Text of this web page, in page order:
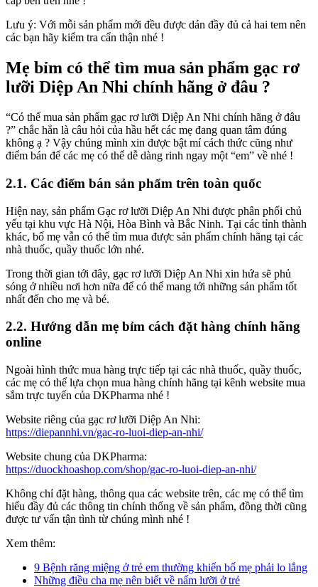
Lưu ý: Với mỗi sản phẩm mới đều được dán đầy đủ cả hai tem nên
các bạn hãy kiểm tra cẩn thận nhé !
Mẹ bỉm có thể tìm mua sản phẩm gạc rơ
lưỡi Diệp An Nhi chính hãng ở đâu ?
“Có thể mua sản phẩm gạc rơ lưỡi Diệp An Nhi chính hãng ở đâu
?” chắc hẳn là câu hỏi của hầu hết các mẹ đang quan tâm đúng
không ạ ? Vậy chúng mình xin được bật mí cách thức cũng như
điểm bán để các mẹ có thể dễ dàng rinh ngay một “em” về nhé !
2.1. Các điểm bán sản phẩm trên toàn quốc
Hiện nay, sản phẩm Gạc rơ lưỡi Diệp An Nhi được phân phối chủ
yếu tại khu vực Hà Nội, Hòa Bình và Bắc Ninh. Tại các tỉnh thành
khác, bố mẹ vẫn có thể tìm mua được sản phẩm chính hãng tại các
nhà thuốc, quầy thuốc lớn nhé.
Trong thời gian tới đây, gạc rơ lưỡi Diệp An Nhi xin hứa sẽ phủ
sóng ở nhiều nơi hơn nữa để có thể mang tới những sản phẩm tốt
nhất đến cho mẹ và bé.
2.2. Hướng dẫn mẹ bỉm cách đặt hàng chính hãng
online
Ngoài hình thức mua hàng trực tiếp tại các nhà thuốc, quầy thuốc,
các mẹ có thể lựa chọn mua hàng chính hãng tại kênh website mua
sắm trực tuyến của DKPharma nhé !
Website riêng của gạc rơ lưỡi Diệp An Nhi:
https://diepannhi.vn/gac-ro-luoi-diep-an-nhi/
Website chung của DKPharma:
https://duockhoashop.com/shop/gac-ro-luoi-diep-an-nhi/
Không chỉ đặt hàng, thông qua các website trên, các mẹ có thể tìm
hiểu đầy đủ các thông tin chính thống về sản phẩm, đồng thời cũng
được tư vấn tận tình từ chúng mình nhé !
Xem thêm:
9 Bệnh răng miệng ở trẻ em thường khiến bố mẹ phải lo lắng
Những điều cha mẹ nên biết về nấm lưỡi ở trẻ